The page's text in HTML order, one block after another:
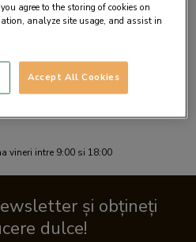
200 lei
vineri intre 9:00 si 18:00
și obțineți
dulce!
agree to the storing of cookies on
analyze site usage, and assist in
Accept All Cookies